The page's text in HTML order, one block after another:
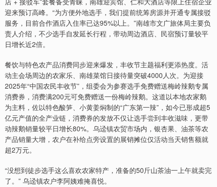
迎来预订高峰。“为方便外地选手，我们提前统筹房源并开通专属接驳
服务，目前合作酒店入住率已达95%以上。”南雄市文广旅体局主要负
责人介绍，不少选手自发延长行程，带动周边酒店、民宿预订量较平
日增长近2倍。
餐饮与特色农产品消费同步迎来爆发，丰收节主题福利更添热度。活
动主会场周边的农家乐、南雄菜馆日接待量突破4000人次。为迎接
2025年“中国农民丰收节”，组委会为参赛选手免费赠送梅岭辣鹅专属
消费券，消费满200元可免费赠送一份梅岭辣鹅。这道以本地农家鹅
为主料，佐以特色酸笋、小黄姜焖制的“广东第一辣”，如今已形成超5
亿元产值的全产业链，消费券的发放不仅让选手尝到丰收滋味，更带
动辣鹅销量较平日增长80%。乌迳镇农贸市场内，银杏果、油茶等农
产品销量大增，农户在补给点旁设置的展销摊位仅活动当天销售额就
超2万元。
“没想到徒步选手这么喜欢农家特产，准备的50斤山茶油一上午就卖完
了。” 乌迳镇农户李阿姨难掩喜悦。